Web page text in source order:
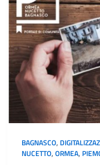
BAGNASCO,
NUCETTO, ORMEA,